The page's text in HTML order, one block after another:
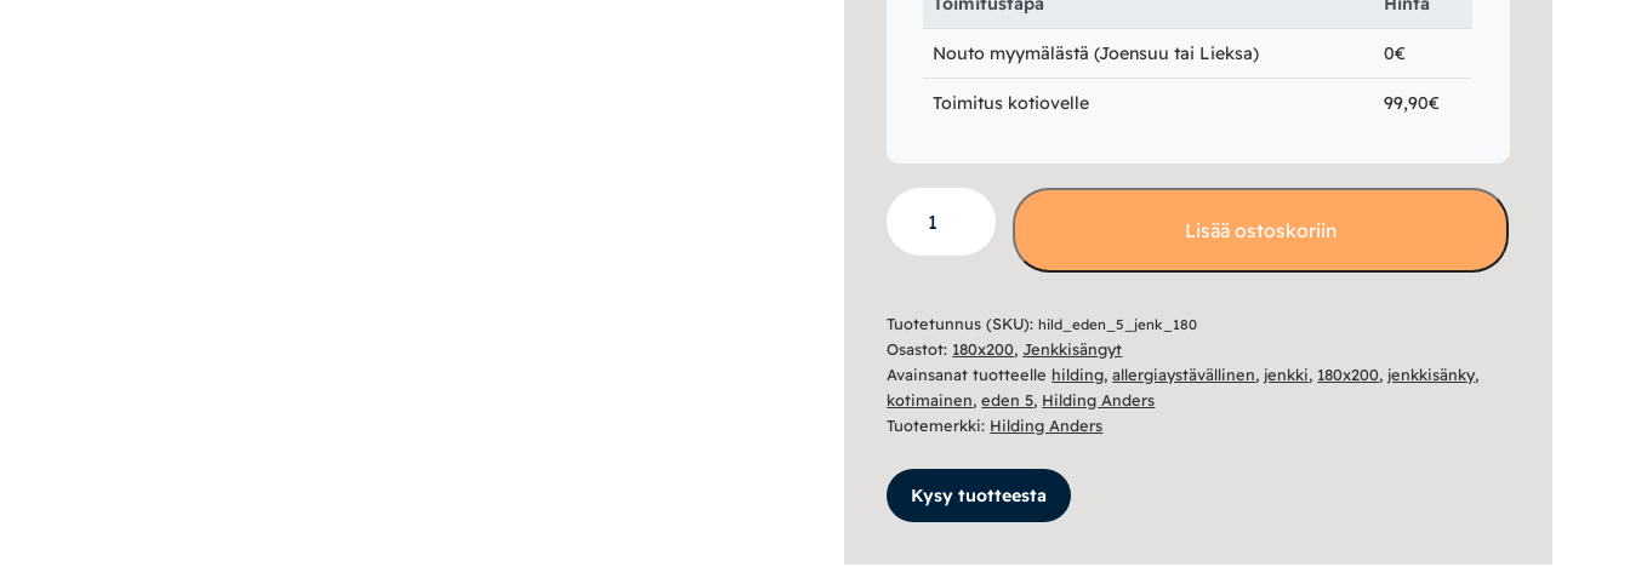
Nouto myymälästä (Joensuu tai Lieksa) 0€
Toimitus kotiovelle 99,90€
Eden
5
–
Hilding
Anders
määrä
Lisää ostoskoriin
Tuotetunnus (SKU):hild_eden_5_jenk_180
Osastot: 180x200,Jenkkisängyt
Avainsanat tuotteelle hilding,allergiaystävällinen, jenkki, 180x200, jenkkisänky,
kotimainen,eden 5, Hilding Anders
Tuotemerkki: Hilding Anders
Kysy tuotteesta